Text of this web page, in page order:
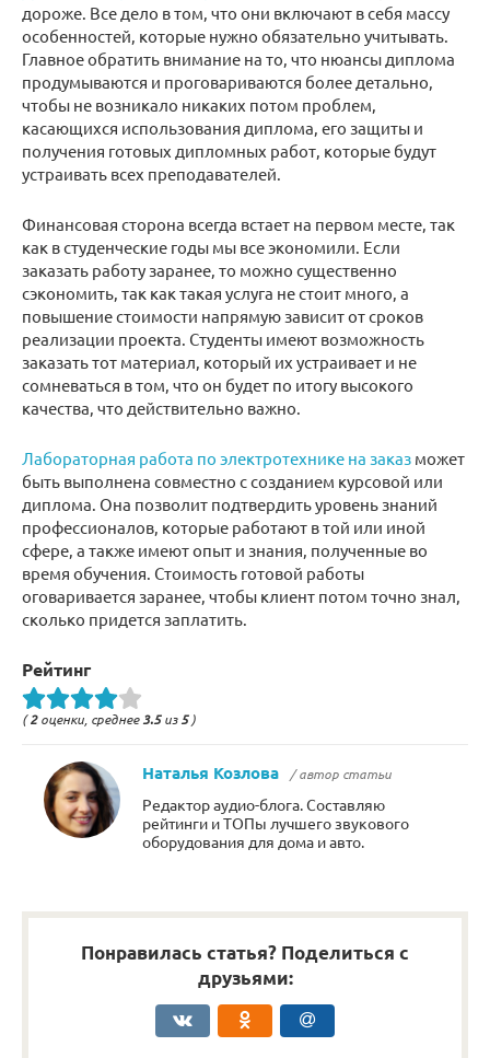
дороже. Все дело в том, что они включают в себя массу
особенностей, которые нужно обязательно учитывать.
Главное обратить внимание на то, что нюансы диплома
продумываются и проговариваются более детально,
чтобы не возникало никаких потом проблем,
касающихся использования диплома, его защиты и
получения готовых дипломных работ, которые будут
устраивать всех преподавателей.
Финансовая сторона всегда встает на первом месте, так
как в студенческие годы мы все экономили. Если
заказать работу заранее, то можно существенно
сэкономить, так как такая услуга не стоит много, а
повышение стоимости напрямую зависит от сроков
реализации проекта. Студенты имеют возможность
заказать тот материал, который их устраивает и не
сомневаться в том, что он будет по итогу высокого
качества, что действительно важно.
Лабораторная работа по электротехнике на заказ может
быть выполнена совместно с созданием курсовой или
диплома. Она позволит подтвердить уровень знаний
профессионалов, которые работают в той или иной
сфере, а также имеют опыт и знания, полученные во
время обучения. Стоимость готовой работы
оговаривается заранее, чтобы клиент потом точно знал,
сколько придется заплатить.
Рейтинг
(2оценки, среднее3.5из5)
Наталья Козлова / автор статьи
Редактор аудио-блога. Составляю
рейтинги и ТОПы лучшего звукового
оборудования для дома и авто.
Понравилась статья? Поделиться с
друзьями: